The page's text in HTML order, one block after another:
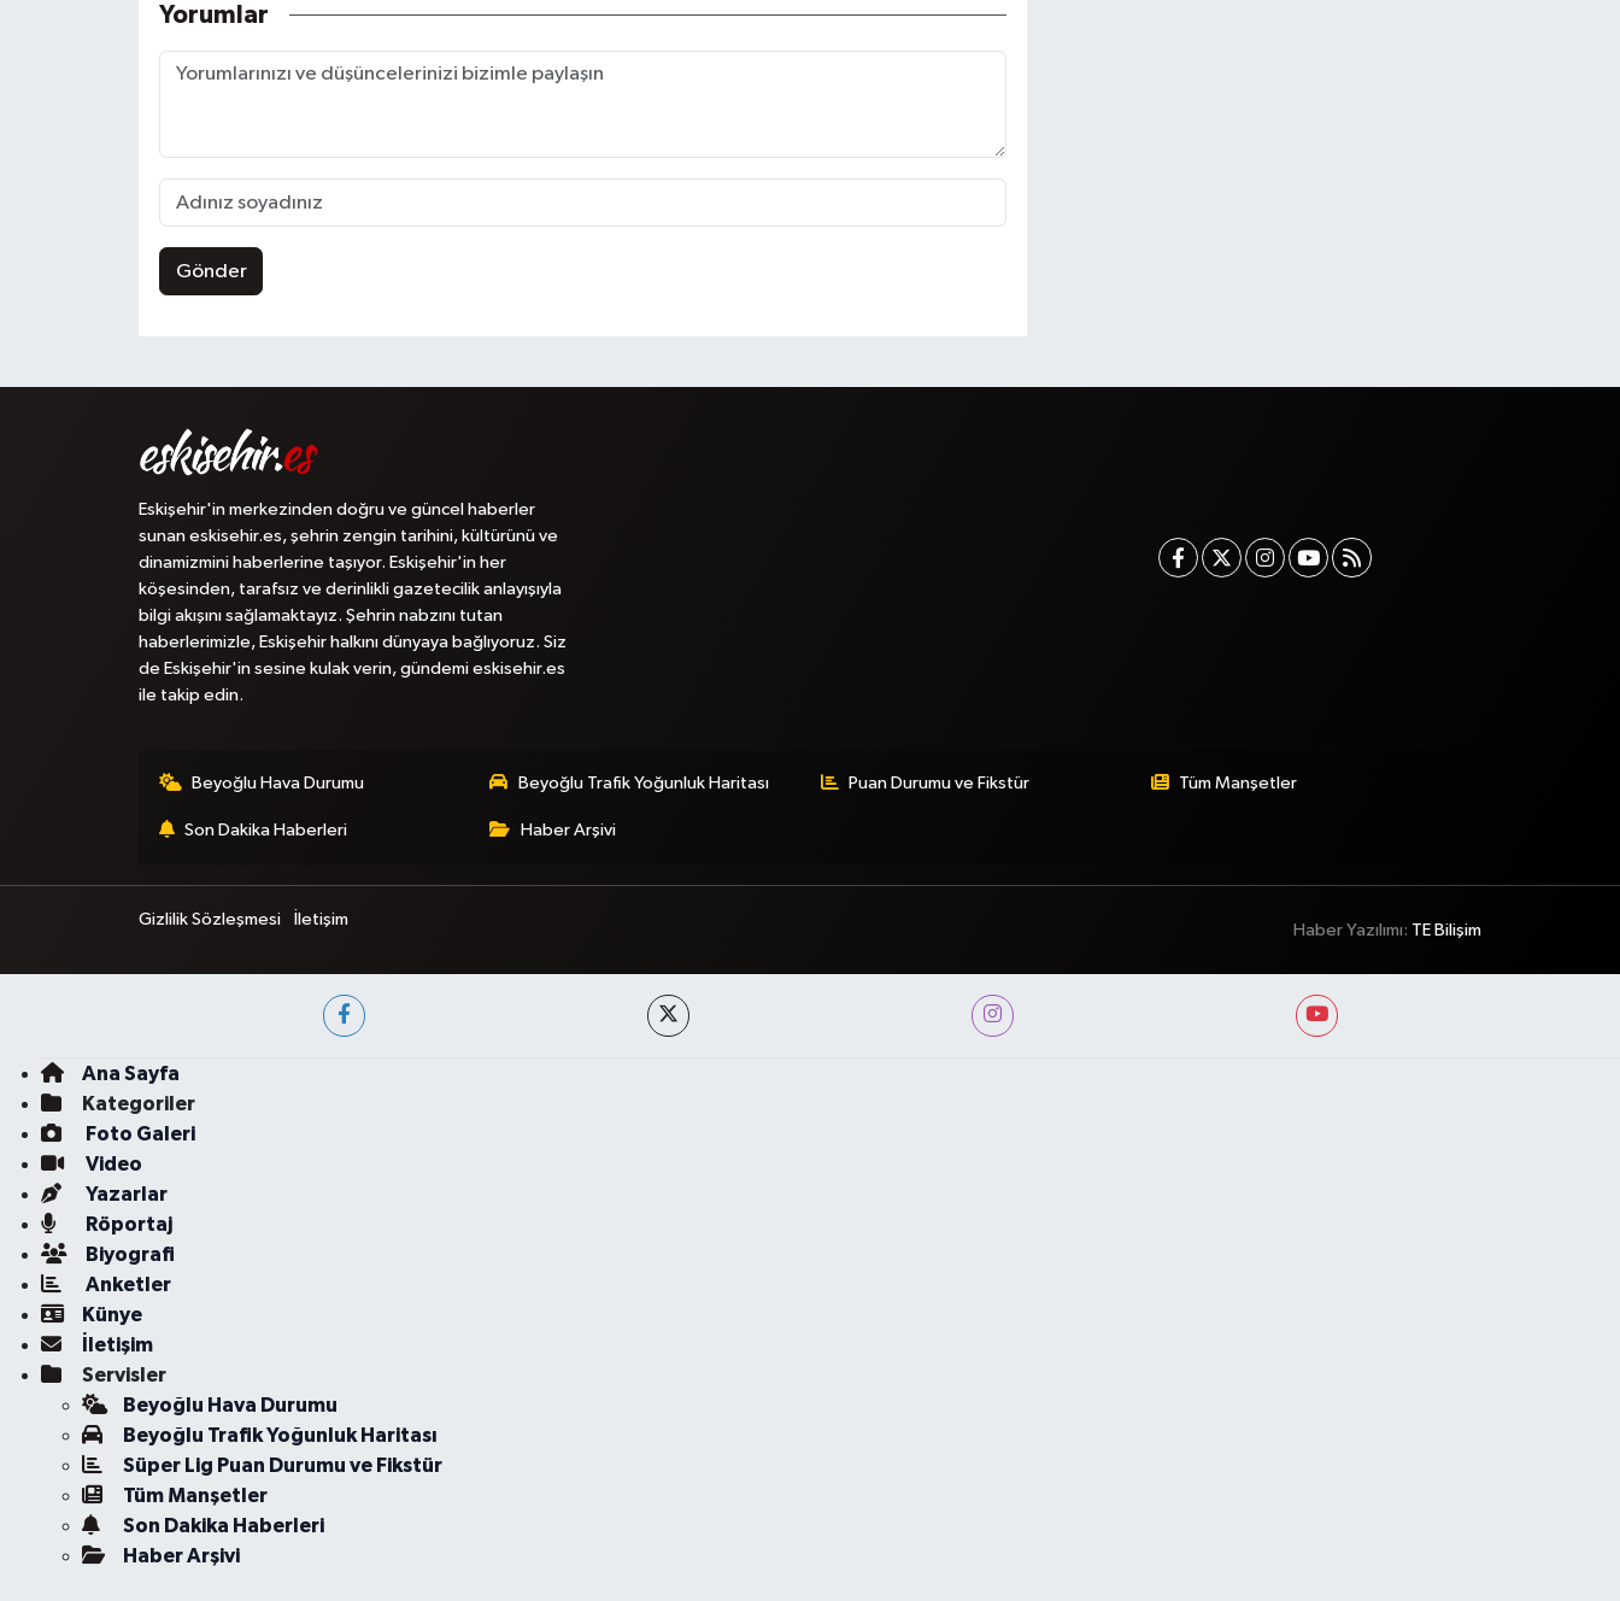
Yorumlar
Gönder
Eskişehir'in merkezinden doğru ve güncel haberler
sunan eskisehir.es, şehrin zengin tarihini, kültürünü ve
dinamizmini haberlerine taşıyor. Eskişehir'in her
köşesinden, tarafsız ve derinlikli gazetecilik anlayışıyla
bilgi akışını sağlamaktayız. Şehrin nabzını tutan
haberlerimizle, Eskişehir halkını dünyaya bağlıyoruz. Siz
de Eskişehir'in sesine kulak verin, gündemi eskisehir.es
ile takip edin.
Beyoğlu Hava Durumu Beyoğlu Trafik Yoğunluk Haritası Puan Durumu ve Fikstür Tüm Manşetler
Son Dakika Haberleri Haber Arşivi
Gizlilik Sözleşmesi İletişim
Haber Yazılımı: TE Bilişim
Ana Sayfa
Kategoriler
Foto Galeri
Video
Yazarlar
Röportaj
Biyografi
Anketler
Künye
İletişim
Servisler
Beyoğlu Hava Durumu
Beyoğlu Trafik Yoğunluk Haritası
Süper Lig Puan Durumu ve Fikstür
Tüm Manşetler
Son Dakika Haberleri
Haber Arşivi